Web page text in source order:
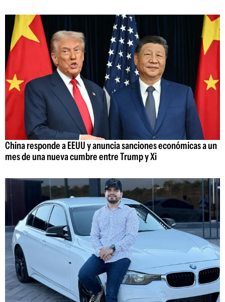
China responde a EEUU y anuncia sanciones económicas a un
mes de una nueva cumbre entre Trump y Xi